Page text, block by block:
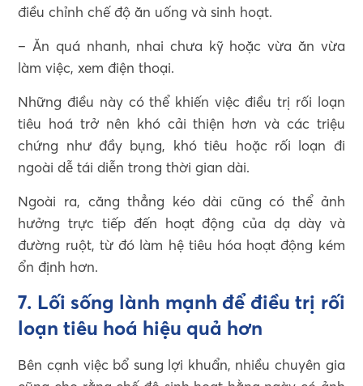
điều chỉnh chế độ ăn uống và sinh hoạt.
– Ăn quá nhanh, nhai chưa kỹ hoặc vừa ăn vừa
làm việc, xem điện thoại.
Những điều này có thể khiến việc điều trị rối loạn
tiêu hoá trở nên khó cải thiện hơn và các triệu
chứng như đầy bụng, khó tiêu hoặc rối loạn đi
ngoài dễ tái diễn trong thời gian dài.
Ngoài ra, căng thẳng kéo dài cũng có thể ảnh
hưởng trực tiếp đến hoạt động của dạ dày và
đường ruột, từ đó làm hệ tiêu hóa hoạt động kém
ổn định hơn.
7. Lối sống lành mạnh để điều trị rối
loạn tiêu hoá hiệu quả hơn
Bên cạnh việc bổ sung lợi khuẩn, nhiều chuyên gia